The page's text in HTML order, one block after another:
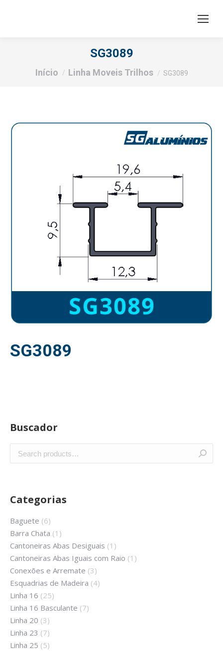
SG3089
Você está aqui:
Início Linha Moveis Trilhos SG3089
SG3089
Buscador
Categorias
Baguete (6)
Barra Chata (1)
Cantoneiras Abas Desiguais (1)
Cantoneiras Abas Iguais com Raio (1)
Conexões e Arremate (3)
Esquadrias de Madeira (4)
Linha 16 (25)
Linha 16 Basculante (7)
Linha 20 (3)
Linha 23 (7)
Linha 25 (5)